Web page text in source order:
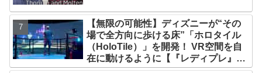
【無限の可能性】ディズニーが“その
場で全方向に歩ける床”「ホロタイル
（HoloTile）」を開発！ VR空間を自
在に動けるように【『レディプレ』実
現への大きな一歩？】